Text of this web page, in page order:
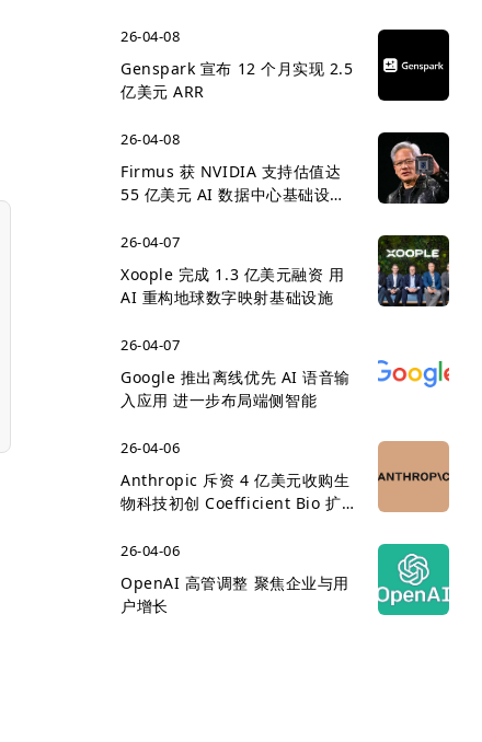
26-04-08
Genspark 宣布 12 个月实现 2.5
亿美元 ARR
26-04-08
Firmus 获 NVIDIA 支持估值达
55 亿美元 AI 数据中心基础设施
26-04-07
Xoople 完成 1.3 亿美元融资 用
AI 重构地球数字映射基础设施
26-04-07
Google 推出离线优先 AI 语音输
入应用 进一步布局端侧智能
26-04-06
Anthropic 斥资 4 亿美元收购生
物科技初创 Coefficient Bio 扩
26-04-06
OpenAI 高管调整 聚焦企业与用
户增长